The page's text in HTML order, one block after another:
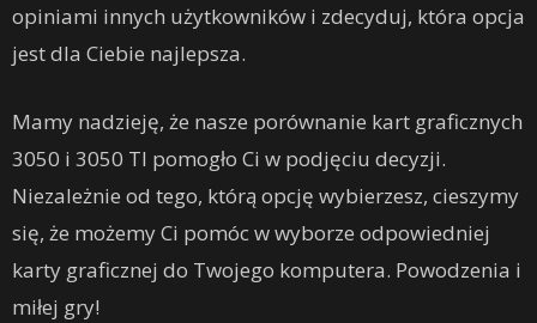
opiniami innych użytkowników i zdecyduj, która opcja
jest dla Ciebie najlepsza.
Mamy nadzieję, że nasze porównanie kart graficznych
3050 i 3050 TI pomogło Ci w podjęciu decyzji.
Niezależnie od tego, którą opcję wybierzesz, cieszymy
się, że możemy Ci pomóc w wyborze odpowiedniej
karty graficznej do Twojego komputera. Powodzenia i
miłej gry!